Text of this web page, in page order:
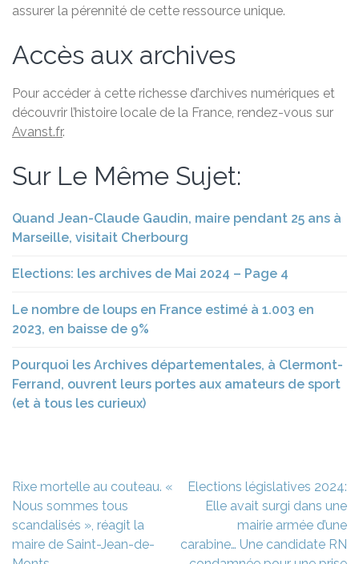
assurer la pérennité de cette ressource unique.
Accès aux archives
Pour accéder à cette richesse d’archives numériques et
découvrir l’histoire locale de la France, rendez-vous sur
Avanst.fr.
Sur Le Même Sujet:
Quand Jean-Claude Gaudin, maire pendant 25 ans à
Marseille, visitait Cherbourg
Elections: les archives de Mai 2024 – Page 4
Le nombre de loups en France estimé à 1.003 en
2023, en baisse de 9%
Pourquoi les Archives départementales, à Clermont-
Ferrand, ouvrent leurs portes aux amateurs de sport
(et à tous les curieux)
Navigation
de
l’article
Rixe mortelle au couteau. «
Nous sommes tous
scandalisés », réagit la
maire de Saint-Jean-de-
Elections législatives 2024:
Elle avait surgi dans une
mairie armée d’une
carabine… Une candidate RN